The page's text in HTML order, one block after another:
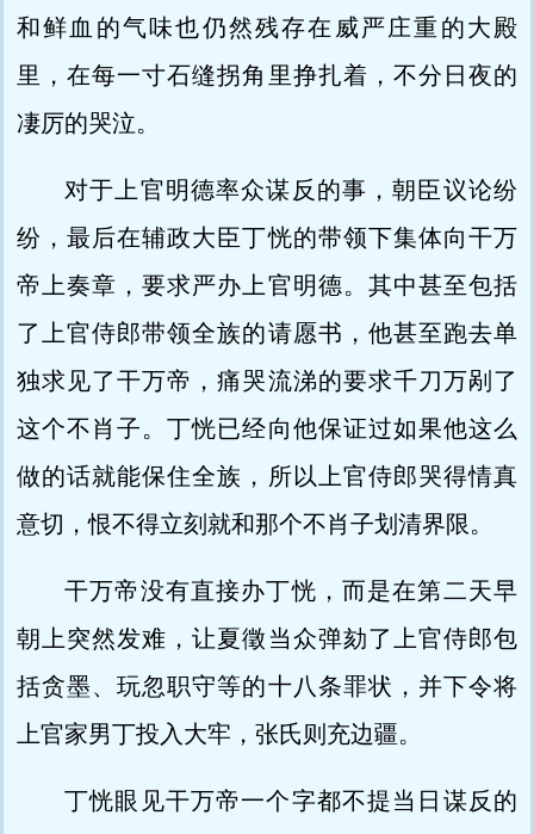
和鲜血的气味也仍然残存在威严庄重的大殿
里，在每一寸石缝拐角里挣扎着，不分日夜的
凄厉的哭泣。
对于上官明德率众谋反的事，朝臣议论纷
纷，最后在辅政大臣丁恍的带领下集体向干万
帝上奏章，要求严办上官明德。其中甚至包括
了上官侍郎带领全族的请愿书，他甚至跑去单
独求见了干万帝，痛哭流涕的要求千刀万剐了
这个不肖子。丁恍已经向他保证过如果他这么
做的话就能保住全族，所以上官侍郎哭得情真
意切，恨不得立刻就和那个不肖子划清界限。
干万帝没有直接办丁恍，而是在第二天早
朝上突然发难，让夏徵当众弹劾了上官侍郎包
括贪墨、玩忽职守等的十八条罪状，并下令将
上官家男丁投入大牢，张氏则充边疆。
丁恍眼见干万帝一个字都不提当日谋反的